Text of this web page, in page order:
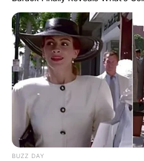
Vanessa demande à
elle ne sait pas faire. Au
se le prépare en
le comptoir.
BUZZ DAY